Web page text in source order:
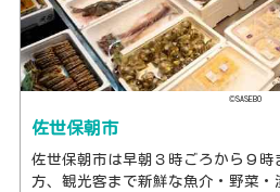
©SASEBO
佐世保朝市
佐世保朝市は早朝３時ごろから９時
方、観光客まで新鮮な魚介・野菜・